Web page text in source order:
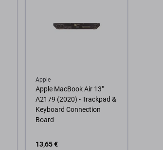
Apple
Apple MacBook Air 13"
A2179 (2020) - Trackpad &
Keyboard Connection
Board
13,65 €